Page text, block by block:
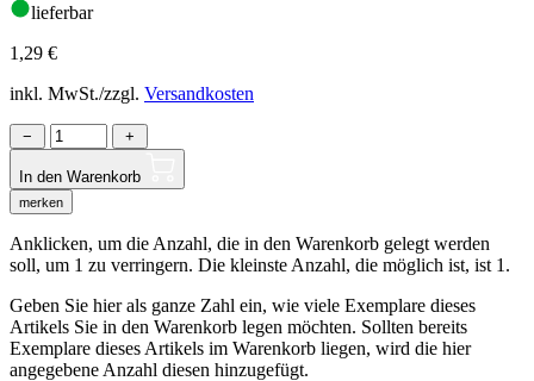
lieferbar
1,29 €
inkl. MwSt./zzgl. Versandkosten
− +
In den Warenkorb
merken
Anklicken, um die Anzahl, die in den Warenkorb gelegt werden
soll, um 1 zu verringern. Die kleinste Anzahl, die möglich ist, ist 1.
Geben Sie hier als ganze Zahl ein, wie viele Exemplare dieses
Artikels Sie in den Warenkorb legen möchten. Sollten bereits
Exemplare dieses Artikels im Warenkorb liegen, wird die hier
angegebene Anzahl diesen hinzugefügt.